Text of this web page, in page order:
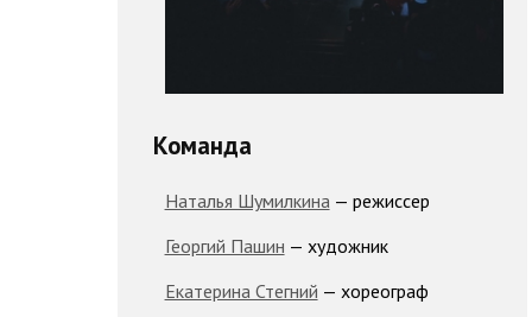
Команда
Наталья Шумилкина — режиссер
Георгий Пашин — художник
Екатерина Стегний — хореограф